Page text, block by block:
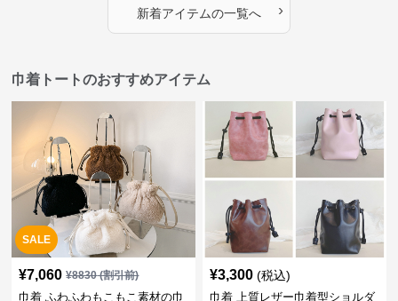
新着アイテムの一覧へ ›
巾着トートのおすすめアイテム
SALE
¥7,060 ¥8830(割引前)
巾着 ふわふわもこもこ素材の巾
¥3,300 (税込)
巾着 上質レザー巾着型ショルダ